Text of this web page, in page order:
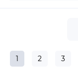
1 2 3